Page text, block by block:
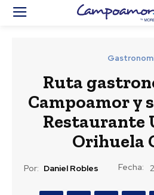
Ruta
Campoamor y
Restaurante
Orihuela
Por: Daniel Robles Fecha: